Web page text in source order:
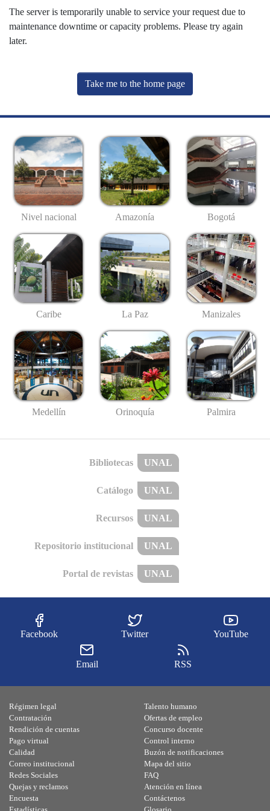
The server is temporarily unable to service your request due to
maintenance downtime or capacity problems. Please try again
later.
Take me to the home page
Nivel nacional Amazonía Bogotá
Caribe La Paz Manizales
Medellín Orinoquía Palmira
Bibliotecas UNAL
Catálogo UNAL
Recursos UNAL
Repositorio institucional UNAL
Portal de revistas UNAL
Facebook Twitter YouTube
Email RSS
Régimen legal
Contratación
Rendición de cuentas
Pago virtual
Calidad
Talento humano
Ofertas de empleo
Concurso docente
Control interno
Buzón de notificaciones
Correo institucional
Redes Sociales
Quejas y reclamos
Encuesta
Mapa del sitio
FAQ
Atención en línea
Contáctenos